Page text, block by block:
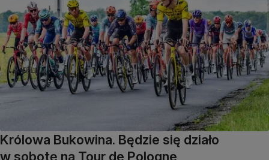
Królowa Bukowina. Będzie się działo
w sobotę na Tour de Pologne